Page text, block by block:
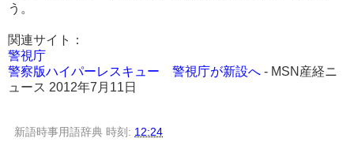
う。
関連サイト：
警視庁
警察版ハイパーレスキュー 警視庁が新設へ - MSN産経ニ
ュース 2012年7月11日
新語時事用語辞典 時刻: 12:24